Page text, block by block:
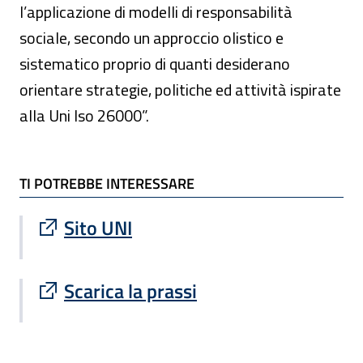
l’applicazione di modelli di responsabilità
sociale, secondo un approccio olistico e
sistematico proprio di quanti desiderano
orientare strategie, politiche ed attività ispirate
alla Uni Iso 26000”.
TI POTREBBE INTERESSARE
TI POTREBBE INTERESSARE
Sito UNI
Sito esterno : apre una nuova finestra
Scarica la prassi
Sito esterno : apre una nuova finestra